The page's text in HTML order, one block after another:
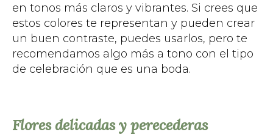
en tonos más claros y vibrantes. Si crees que
estos colores te representan y pueden crear
un buen contraste, puedes usarlos, pero te
recomendamos algo más a tono con el tipo
de celebración que es una boda.
Flores delicadas y perecederas